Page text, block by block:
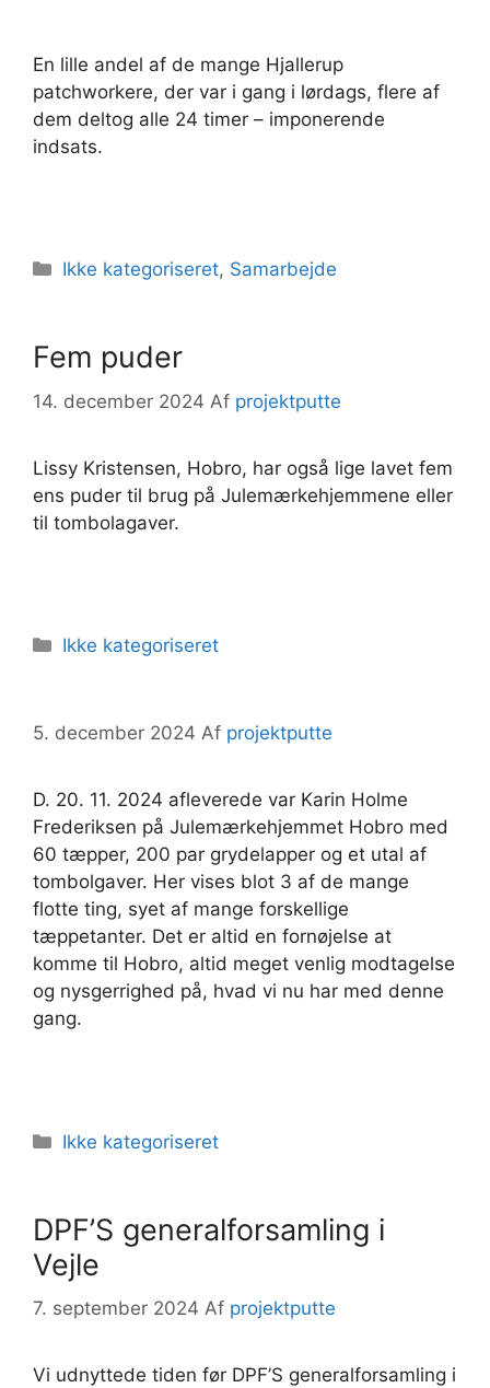
En lille andel af de mange Hjallerup
patchworkere, der var i gang i lørdags, flere af
dem deltog alle 24 timer – imponerende
indsats.
Kategorier
Ikke kategoriseret, Samarbejde
Fem puder
14. december 2024 Af projektputte
Lissy Kristensen, Hobro, har også lige lavet fem
ens puder til brug på Julemærkehjemmene eller
til tombolagaver.
Kategorier
Ikke kategoriseret
5. december 2024 Af projektputte
D. 20. 11. 2024 afleverede var Karin Holme
Frederiksen på Julemærkehjemmet Hobro med
60 tæpper, 200 par grydelapper og et utal af
tombolgaver. Her vises blot 3 af de mange
flotte ting, syet af mange forskellige
tæppetanter. Det er altid en fornøjelse at
komme til Hobro, altid meget venlig modtagelse
og nysgerrighed på, hvad vi nu har med denne
gang.
Kategorier
Ikke kategoriseret
DPF’S generalforsamling i
Vejle
7. september 2024 Af projektputte
Vi udnyttede tiden før DPF’S generalforsamling i